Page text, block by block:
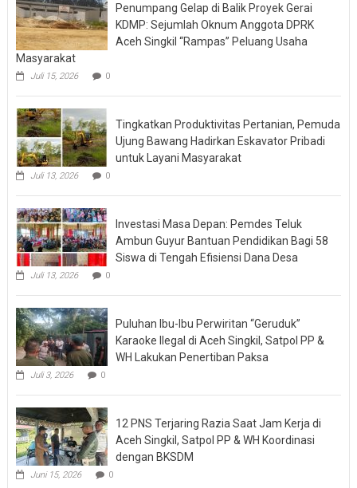
Penumpang Gelap di Balik Proyek Gerai
KDMP: Sejumlah Oknum Anggota DPRK
Aceh Singkil “Rampas” Peluang Usaha
Masyarakat
Juli 15, 2026 0
Tingkatkan Produktivitas Pertanian, Pemuda
Ujung Bawang Hadirkan Eskavator Pribadi
untuk Layani Masyarakat
Juli 13, 2026 0
Investasi Masa Depan: Pemdes Teluk
Ambun Guyur Bantuan Pendidikan Bagi 58
Siswa di Tengah Efisiensi Dana Desa
Juli 13, 2026 0
Puluhan Ibu-Ibu Perwiritan “Geruduk”
Karaoke Ilegal di Aceh Singkil, Satpol PP &
WH Lakukan Penertiban Paksa
Juli 3, 2026 0
12 PNS Terjaring Razia Saat Jam Kerja di
Aceh Singkil, Satpol PP & WH Koordinasi
dengan BKSDM
Juni 15, 2026 0